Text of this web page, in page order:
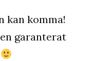
kan komma!
garanterat